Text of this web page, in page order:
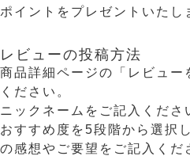
ポイントをプレゼントいたし
レビューの投稿方法
商品詳細ページの「レビュー
ください。
ニックネームをご記入くださ
おすすめ度を5段階から選択
の感想やご要望をご記入くだ